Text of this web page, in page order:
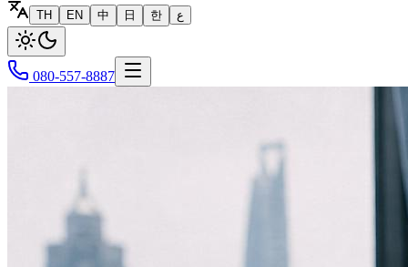
TH
EN 中 日 한 ع
080-557-8887